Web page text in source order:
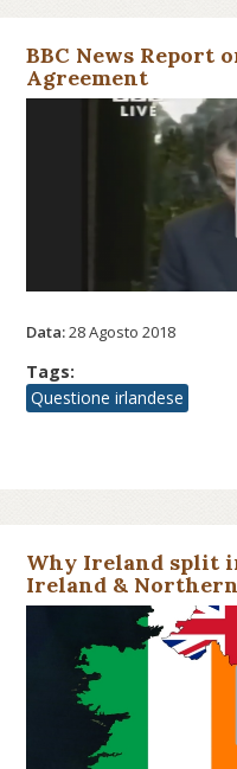
BBC News Report
Agreement
Data:28 Agosto 2018
Tags:
Questione irlandese
Why Ireland split
Ireland &